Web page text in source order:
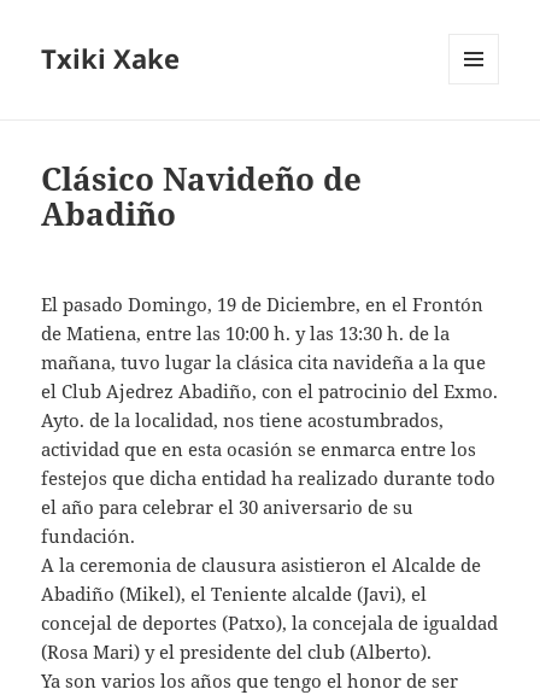
Txiki Xake
Clásico Navideño de
Abadiño
El pasado Domingo, 19 de Diciembre, en el Frontón
de Matiena, entre las 10:00 h. y las 13:30 h. de la
mañana, tuvo lugar la clásica cita navideña a la que
el Club Ajedrez Abadiño, con el patrocinio del Exmo.
Ayto. de la localidad, nos tiene acostumbrados,
actividad que en esta ocasión se enmarca entre los
festejos que dicha entidad ha realizado durante todo
el año para celebrar el 30 aniversario de su
fundación.
A la ceremonia de clausura asistieron el Alcalde de
Abadiño (Mikel), el Teniente alcalde (Javi), el
concejal de deportes (Patxo), la concejala de igualdad
(Rosa Mari) y el presidente del club (Alberto).
Ya son varios los años que tengo el honor de ser